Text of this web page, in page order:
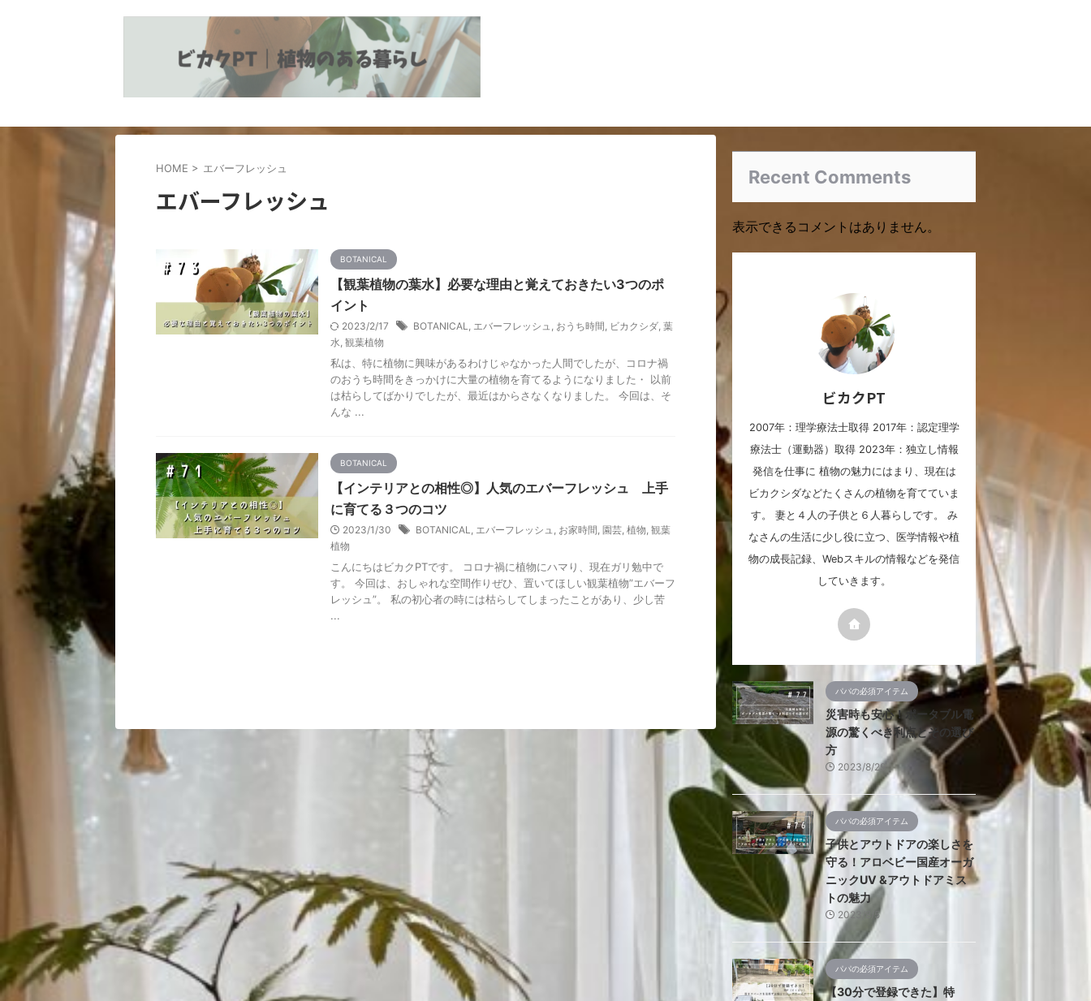
HOME > エバーフレッシュ
エバーフレッシュ
BOTANICAL
【観葉植物の葉水】必要な理由と覚えておきたい3つのポ
イント
2023/2/17 BOTANICAL エバーフレッシュ おうち時間 ビカクシダ 葉
水 観葉植物
私は、特に植物に興味があるわけじゃなかった人間でしたが、コロナ禍
のおうち時間をきっかけに大量の植物を育てるようになりました・ 以前
は枯らしてばかりでしたが、最近はからさなくなりました。 今回は、そ
んな ...
BOTANICAL
【インテリアとの相性◎】人気のエバーフレッシュ 上手
に育てる３つのコツ
2023/1/30 BOTANICAL エバーフレッシュ お家時間 園芸 植物 観葉
植物
こんにちはビカクPTです。 コロナ禍に植物にハマり、現在ガリ勉中で
す。 今回は、おしゃれな空間作りぜひ、置いてほしい観葉植物”エバーフ
レッシュ”。 私の初心者の時には枯らしてしまったことがあり、少し苦
...
Recent Comments
表示できるコメントはありません。
ビカクPT
2007年：理学療法士取得 2017年：認定理学
療法士（運動器）取得 2023年：独立し情報
発信を仕事に 植物の魅力にはまり、現在は
ビカクシダなどたくさんの植物を育てていま
す。 妻と４人の子供と６人暮らしです。 み
なさんの生活に少し役に立つ、医学情報や植
物の成長記録、Webスキルの情報などを発信
していきます。
パパの必須アイテム
災害時も安心！ポータブル電
源の驚くべき利点とその選び
方
2023/8/29
パパの必須アイテム
子供とアウトドアの楽しさを
守る！アロベビー国産オーガ
ニックUV &アウトドアミス
トの魅力
2023/8/5
パパの必須アイテム
【30分で登録できた】特